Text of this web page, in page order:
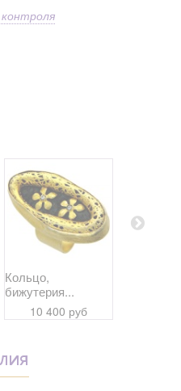
Кольцо,
бижутерия...
10 400 руб